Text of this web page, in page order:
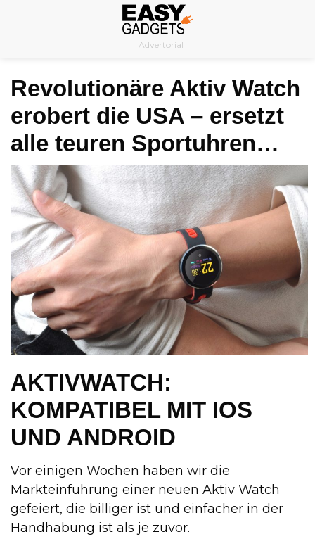
Advertorial
Revolutionäre Aktiv Watch
erobert die USA – ersetzt
alle teuren Sportuhren…
AKTIVWATCH:
KOMPATIBEL MIT IOS
UND ANDROID
Vor einigen Wochen haben wir die
Markteinführung einer neuen Aktiv Watch
gefeiert, die billiger ist und einfacher in der
Handhabung ist als je zuvor.